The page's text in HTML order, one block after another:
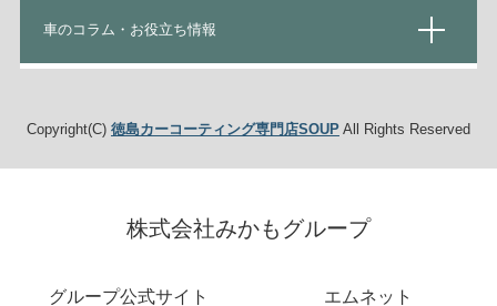
車のコラム・お役立ち情報
Copyright(C) 徳島カーコーティング専門店SOUPAll Rights Reserved
株式会社みかもグループ
グループ公式サイト エムネット